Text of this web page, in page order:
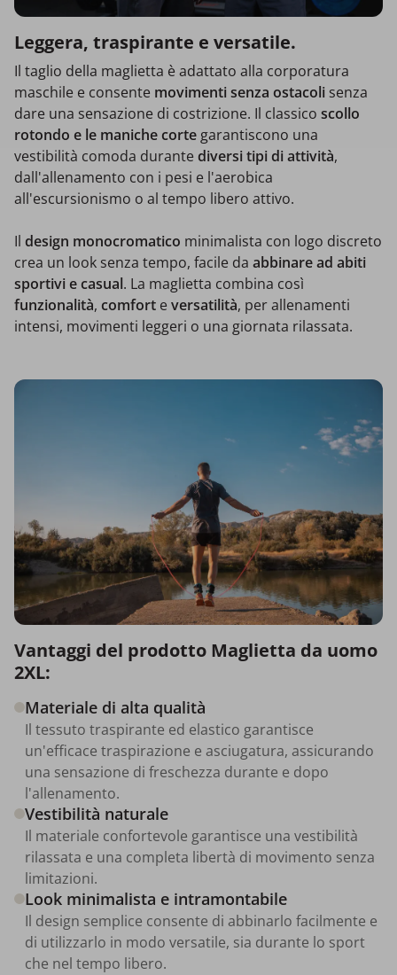
Leggera, traspirante e versatile.
Il taglio della maglietta è adattato alla corporatura
maschile e consente movimenti senza ostacoli senza
dare una sensazione di costrizione. Il classico scollo
rotondo e le maniche corte garantiscono una
vestibilità comoda durante diversi tipi di attività,
dall'allenamento con i pesi e l'aerobica
all'escursionismo o al tempo libero attivo.
Il design monocromatico minimalista con logo discreto
crea un look senza tempo, facile da abbinare ad abiti
sportivi e casual. La maglietta combina così
funzionalità, comfort e versatilità, per allenamenti
intensi, movimenti leggeri o una giornata rilassata.
Vantaggi del prodotto Maglietta da uomo
2XL:
Materiale di alta qualità
Il tessuto traspirante ed elastico garantisce
un'efficace traspirazione e asciugatura, assicurando
una sensazione di freschezza durante e dopo
l'allenamento.
Vestibilità naturale
Il materiale confortevole garantisce una vestibilità
rilassata e una completa libertà di movimento senza
limitazioni.
Look minimalista e intramontabile
Il design semplice consente di abbinarlo facilmente e
di utilizzarlo in modo versatile, sia durante lo sport
che nel tempo libero.